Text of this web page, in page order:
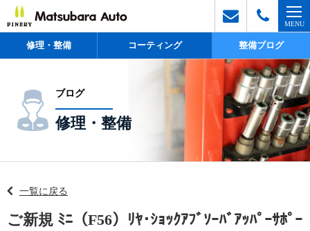
修理・整備 コーティング 整備ブログ
ブログ
修理・整備
一覧に戻る
ご新規 ﾐﾆ（F56）ﾘﾔ･ｼｮｯｸｱﾌﾞｿｰﾊﾞｱｯﾊﾟｰｻﾎﾟｰ